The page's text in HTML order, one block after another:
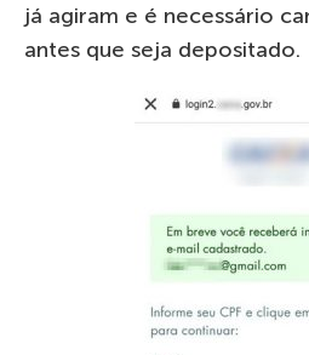
já agiram e é necessário
antes que seja depositado.